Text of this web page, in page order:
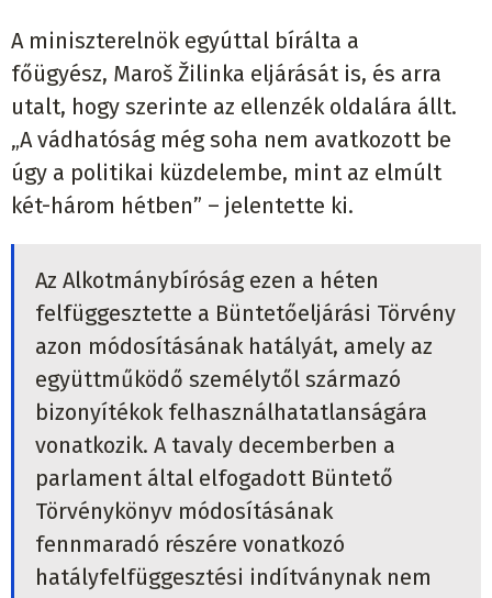
A miniszterelnök egyúttal bírálta a
főügyész, Maroš Žilinka eljárását is, és arra
utalt, hogy szerinte az ellenzék oldalára állt.
„A vádhatóság még soha nem avatkozott be
úgy a politikai küzdelembe, mint az elmúlt
két-három hétben” – jelentette ki.
Az Alkotmánybíróság ezen a héten
felfüggesztette a Büntetőeljárási Törvény
azon módosításának hatályát, amely az
együttműködő személytől származó
bizonyítékok felhasználhatatlanságára
vonatkozik. A tavaly decemberben a
parlament által elfogadott Büntető
Törvénykönyv módosításának
fennmaradó részére vonatkozó
hatályfelfüggesztési indítványnak nem